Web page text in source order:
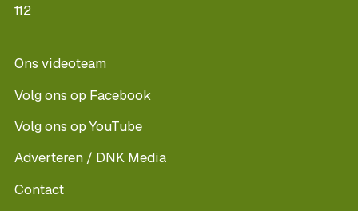
112
Ons videoteam
Volg ons op Facebook
Volg ons op YouTube
Adverteren / DNK Media
Contact